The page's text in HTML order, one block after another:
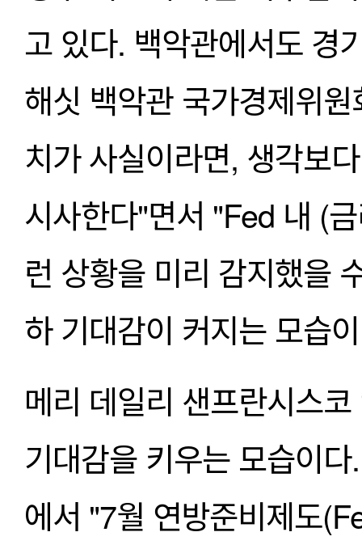
고 있다. 백악관에서도 경
해싯 백악관 국가경제위
치가 사실이라면, 생각보
시사한다"면서 "Fed 내 (
런 상황을 미리 감지했을
하 기대감이 커지는 모습
메리 데일리 샌프란시스
기대감을 키우는 모습이
에서 "7월 연방준비제도